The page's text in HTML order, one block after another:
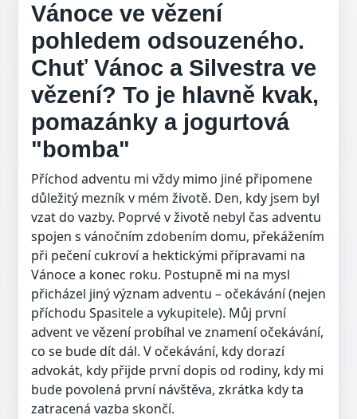
Vánoce ve vězení
pohledem odsouzeného.
Chuť Vánoc a Silvestra ve
vězení? To je hlavně kvak,
pomazánky a jogurtová
"bomba"
Příchod adventu mi vždy mimo jiné připomene
důležitý mezník v mém životě. Den, kdy jsem byl
vzat do vazby. Poprvé v životě nebyl čas adventu
spojen s vánočním zdobením domu, překážením
při pečení cukroví a hektickými přípravami na
Vánoce a konec roku. Postupně mi na mysl
přicházel jiný význam adventu – očekávání (nejen
příchodu Spasitele a vykupitele). Můj první
advent ve vězení probíhal ve znamení očekávání,
co se bude dít dál. V očekávání, kdy dorazí
advokát, kdy přijde první dopis od rodiny, kdy mi
bude povolená první návštěva, zkrátka kdy ta
zatracená vazba skončí.